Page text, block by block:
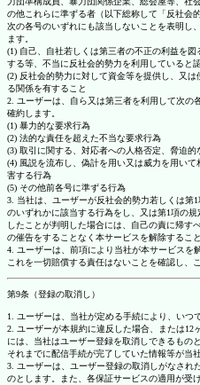
の他これらに準ずる者（以下総称して「反社会
次の各号のいずれにも該当しないことを表明し
ます。
(1) 自己、自社若しくは第三者の不正の利益を
する等、不当に反社会的勢力を利用していると
(2) 反社会的勢力に対して資金等を提供し、又
る関係を有すること
2. ユーザーは、自ら又は第三者を利用して次の
確約します。
(1) 暴力的な要求行為
(2) 法的な責任を超えた不当な要求行為
(3) 取引に関する、対応者への人格否定、脅迫
(4) 風説を流布し、偽計を用い又は威力を用い
害する行為
(5) その他前各号に準ずる行為
3. 当社は、ユーザーが反社会的勢力若しくは第
のいずれかに該当する行為をし、又は第1項の
したことが判明した場合には、自己の責に帰す
の催告をすることなく本サービスを解除するこ
4. ユーザーは、前項により当社が本サービスを
これを一切賠償する責任はないことを確認し、
第9条（登録の取消し）
1. ユーザーは、当社が定める手続により、いつ
2. ユーザーが本規約に違反した場合、または
には、当社はユーザー登録を取消しできるもの
それまでに配信手続が完了していた情報等が当
3. ユーザーは、ユーザー登録の取消しがなされ
のとします。また、各保証サービスの適用が受